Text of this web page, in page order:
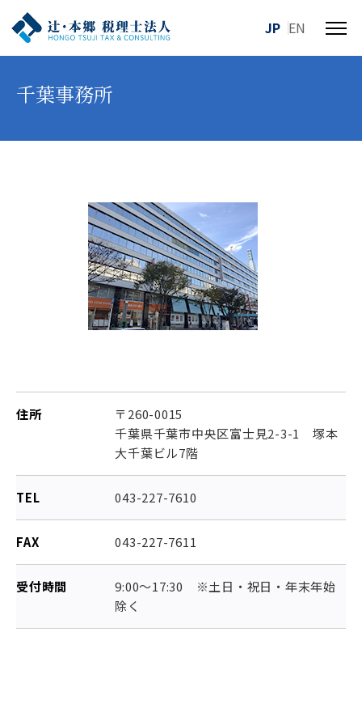
JP EN
メ
ニ
千葉事務所
住所
〒260-0015
千葉県千葉市中央区富士見2-3-1 塚本
大千葉ビル7階
TEL 043-227-7610
FAX 043-227-7611
受付時間
9:00～17:30 ※土日・祝日・年末年始
除く